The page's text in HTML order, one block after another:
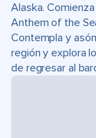
Alaska.
Anthem of the
Contempla y
región y explora
de regresar al